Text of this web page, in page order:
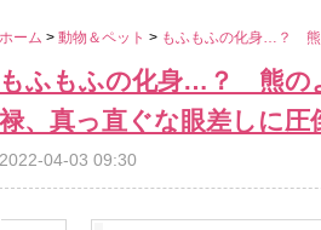
ホーム > 動物＆ペット > もふもふの化身…？ 熊
もふもふの化身…？ 熊の
禄、真っ直ぐな眼差しに圧
2022-04-03 09:30